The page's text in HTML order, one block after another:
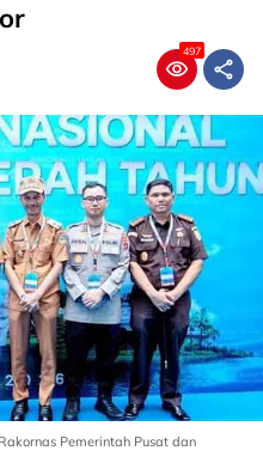
497
Pemerintah Pusat dan